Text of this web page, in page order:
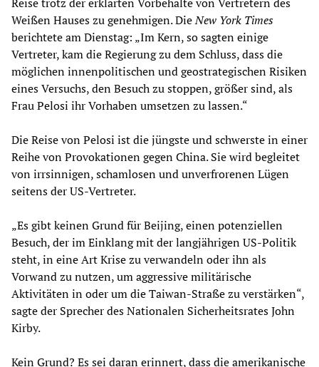
Weißen Hauses zu genehmigen. DieNew York Times
berichtete am Dienstag: „Im Kern, so sagten einige
Vertreter, kam die Regierung zu dem Schluss, dass die
möglichen innenpolitischen und geostrategischen Risiken
eines Versuchs, den Besuch zu stoppen, größer sind, als
Frau Pelosi ihr Vorhaben umsetzen zu lassen.“
Die Reise von Pelosi ist die jüngste und schwerste in einer
Reihe von Provokationen gegen China. Sie wird begleitet
von irrsinnigen, schamlosen und unverfrorenen Lügen
seitens der US-Vertreter.
„Es gibt keinen Grund für Beijing, einen potenziellen
Besuch, der im Einklang mit der langjährigen US-Politik
steht, in eine Art Krise zu verwandeln oder ihn als
Vorwand zu nutzen, um aggressive militärische
Aktivitäten in oder um die Taiwan-Straße zu verstärken“,
sagte der Sprecher des Nationalen Sicherheitsrates John
Kirby.
Kein Grund? Es sei daran erinnert, dass die amerikanische